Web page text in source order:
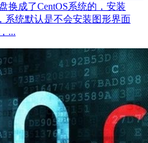
换成了CentOS系统的，安装
系统默认是不会安装图形界面
...